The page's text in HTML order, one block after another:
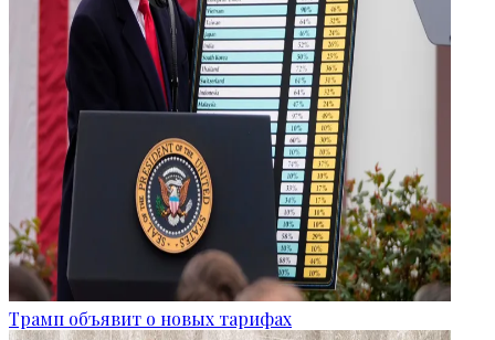
Трамп объявит о новых тарифах